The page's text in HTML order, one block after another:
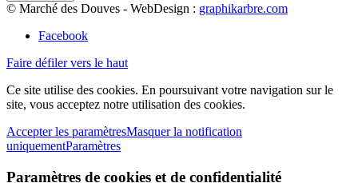
© Marché des Douves - WebDesign : graphikarbre.com
Facebook
Faire défiler vers le haut
Ce site utilise des cookies. En poursuivant votre navigation sur le
site, vous acceptez notre utilisation des cookies.
Accepter les paramètresMasquer la notification
uniquementParamètres
Paramètres de cookies et de confidentialité